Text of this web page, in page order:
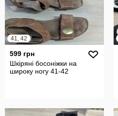
41, 42
599 грн
Шкіряні босоніжки на
широку ногу 41-42